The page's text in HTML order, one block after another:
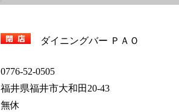
ダイニングバー ＰＡＯ
0776-52-0505
福井県福井市大和田20-43
無休